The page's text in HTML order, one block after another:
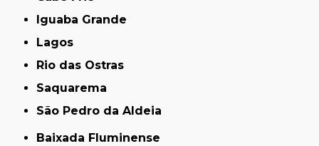
Iguaba Grande
Lagos
Rio das Ostras
Saquarema
São Pedro da Aldeia
Baixada Fluminense